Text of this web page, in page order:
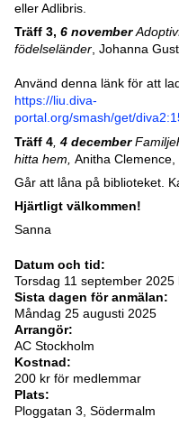
eller Adlibris.
Träff 3, 6 november
födelseländer, Johanna
Använd denna länk för att
https://liu.diva-
portal.org/smash/get/
Träff 4 4 december
hitta hem, Anitha Clemence,
Går att låna på biblioteket.
Hjärtligt välkommen!
Sanna
Datum och tid:
Torsdag 11 september
Sista dagen för anmälan:
Måndag 25 augusti 2025
Arrangör:
AC Stockholm
Kostnad:
200 kr för medlemmar
Plats:
Ploggatan 3, Södermalm